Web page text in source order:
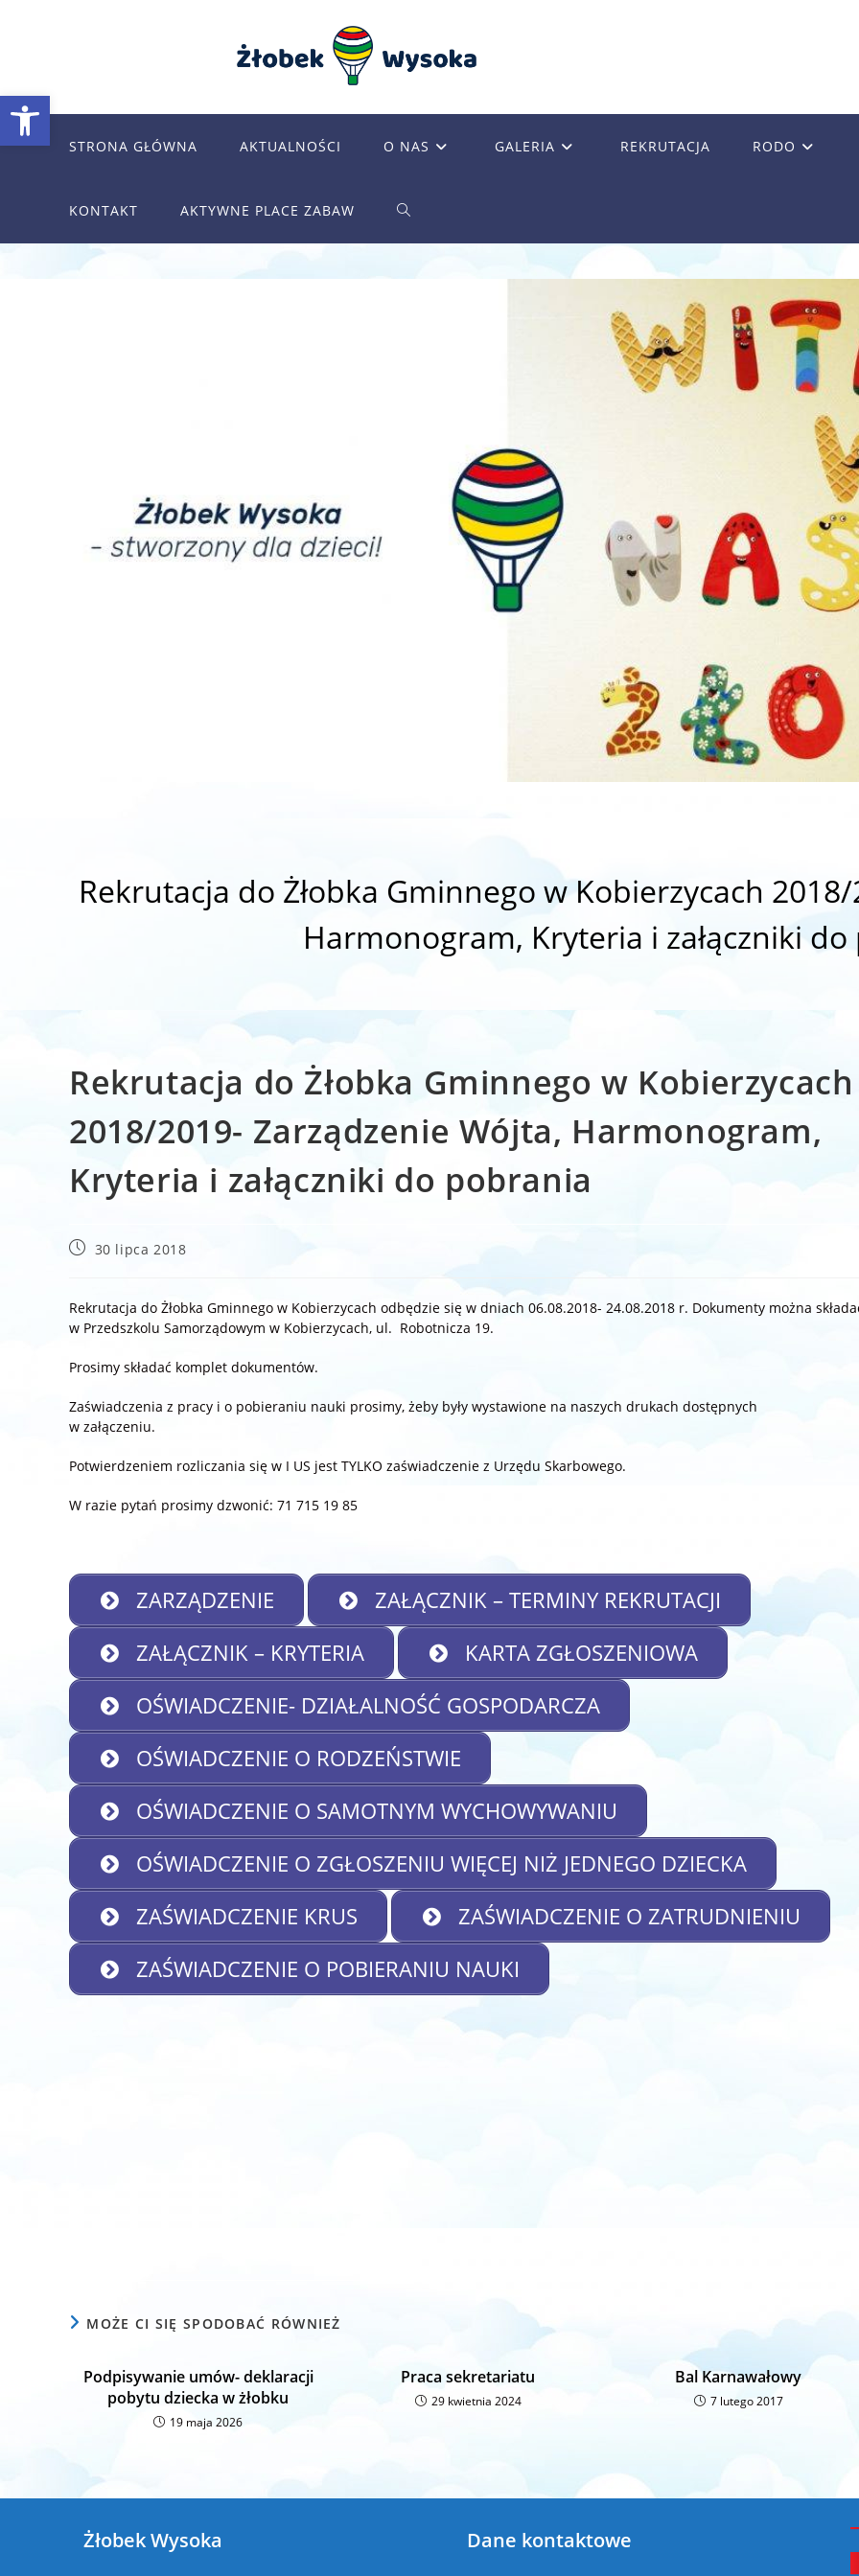
Otwórz pasek narzędzi
STRONA GŁÓWNA AKTUALNOŚCI O NAS GALERIA REKRUTACJA RODO
KONTAKT AKTYWNE PLACE ZABAW TOGGLE
Rekrutacja do Żłobka Gminnego w Kobierzycach
Harmonogram, Kryteria i załączniki
Rekrutacja do Żłobka Gminnego w Kobierzycach
2018/2019- Zarządzenie Wójta, Harmonogram,
Kryteria i załączniki do pobrania
Post30 lipca 2018
Rekrutacja do Żłobka Gminnego w Kobierzycach odbędzie się w dniach 06.08.2018- 24.08.2018 r. Dokumenty można
w Przedszkolu Samorządowym w Kobierzycach, ul. Robotnicza 19.
Prosimy składać komplet dokumentów.
Zaświadczenia z pracy i o pobieraniu nauki prosimy, żeby były wystawione na naszych drukach dostępnych
w załączeniu.
Potwierdzeniem rozliczania się w I US jest TYLKO zaświadczenie z Urzędu Skarbowego.
W razie pytań prosimy dzwonić: 71 715 19 85
ZARZĄDZENIE
ZAŁĄCZNIK – TERMINY REKRUTACJI
ZAŁĄCZNIK – KRYTERIA
KARTA ZGŁOSZENIOWA
OŚWIADCZENIE- DZIAŁALNOŚĆ GOSPODARCZA
OŚWIADCZENIE O RODZEŃSTWIE
OŚWIADCZENIE O SAMOTNYM WYCHOWYWANIU
OŚWIADCZENIE O ZGŁOSZENIU WIĘCEJ NIŻ JEDNEGO DZIECKA
ZAŚWIADCZENIE KRUS
ZAŚWIADCZENIE O ZATRUDNIENIU
ZAŚWIADCZENIE O POBIERANIU NAUKI
MOŻE CI SIĘ SPODOBAĆ RÓWNIEŻ
Podpisywanie umów- deklaracji
pobytu dziecka w żłobku
19 maja 2026
Praca sekretariatu
29 kwietnia 2024
Bal Karnawałowy
7 lutego 2017
Żłobek Wysoka Dane kontaktowe